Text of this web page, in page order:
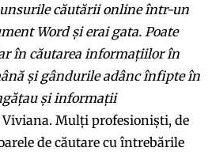
căutării online într-un
Word și erai gata. Poate
în căutarea informațiilor în
și gândurile adânc înfipte în
și informații
Viviana. Mulți profesioniști, de
de căutare cu întrebările